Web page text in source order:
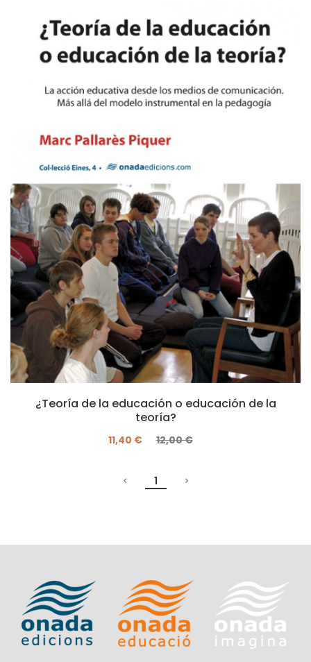
¿Teoría de la educación o educación de la
teoría?
11,40 € 12,00 €
1